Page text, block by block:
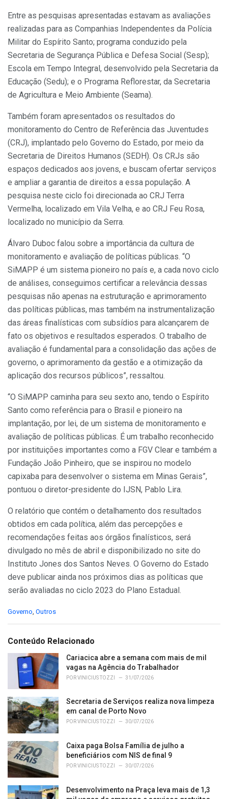
Entre as pesquisas apresentadas estavam as avaliações
realizadas para as Companhias Independentes da Polícia
Militar do Espírito Santo; programa conduzido pela
Secretaria de Segurança Pública e Defesa Social (Sesp);
Escola em Tempo Integral, desenvolvido pela Secretaria da
Educação (Sedu); e o Programa Reflorestar, da Secretaria
de Agricultura e Meio Ambiente (Seama).
Também foram apresentados os resultados do
monitoramento do Centro de Referência das Juventudes
(CRJ), implantado pelo Governo do Estado, por meio da
Secretaria de Direitos Humanos (SEDH). Os CRJs são
espaços dedicados aos jovens, e buscam ofertar serviços
e ampliar a garantia de direitos a essa população. A
pesquisa neste ciclo foi direcionada ao CRJ Terra
Vermelha, localizado em Vila Velha, e ao CRJ Feu Rosa,
localizado no município da Serra.
Álvaro Duboc falou sobre a importância da cultura de
monitoramento e avaliação de políticas públicas. “O
SiMAPP é um sistema pioneiro no país e, a cada novo ciclo
de análises, conseguimos certificar a relevância dessas
pesquisas não apenas na estruturação e aprimoramento
das políticas públicas, mas também na instrumentalização
das áreas finalísticas com subsídios para alcançarem de
fato os objetivos e resultados esperados. O trabalho de
avaliação é fundamental para a consolidação das ações de
governo, o aprimoramento da gestão e a otimização da
aplicação dos recursos públicos”, ressaltou.
“O SiMAPP caminha para seu sexto ano, tendo o Espírito
Santo como referência para o Brasil e pioneiro na
implantação, por lei, de um sistema de monitoramento e
avaliação de políticas públicas. É um trabalho reconhecido
por instituições importantes como a FGV Clear e também a
Fundação João Pinheiro, que se inspirou no modelo
capixaba para desenvolver o sistema em Minas Gerais”,
pontuou o diretor-presidente do IJSN, Pablo Lira.
O relatório que contém o detalhamento dos resultados
obtidos em cada política, além das percepções e
recomendações feitas aos órgãos finalísticos, será
divulgado no mês de abril e disponibilizado no site do
Instituto Jones dos Santos Neves. O Governo do Estado
deve publicar ainda nos próximos dias as políticas que
serão avaliadas no ciclo 2023 do Plano Estadual.
C
e
:
Governo, Outros
Conteúdo Relacionado
Cariacica abre a semana com mais de mil
vagas na Agência do Trabalhador
PORVINICIUS TOZZI 31/07/2026
Secretaria de Serviços realiza nova limpeza
em canal de Porto Novo
PORVINICIUS TOZZI 30/07/2026
Caixa paga Bolsa Família de julho a
beneficiários com NIS de final 9
PORVINICIUS TOZZI 30/07/2026
Desenvolvimento na Praça leva mais de 1,3